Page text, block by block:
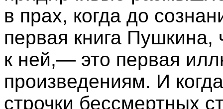
в прах, когда до
первая книга
к ней,— это первая
произведениям. И
строчки бессмертных